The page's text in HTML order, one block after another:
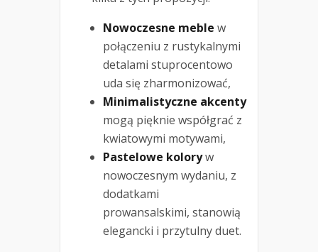
Nowoczesne meble w
połączeniu z rustykalnymi
detalami stuprocentowo
uda się zharmonizować,
Minimalistyczne akcenty
mogą pięknie współgrać z
kwiatowymi motywami,
Pastelowe koloryw
nowoczesnym wydaniu, z
dodatkami
prowansalskimi, stanowią
elegancki i przytulny duet.